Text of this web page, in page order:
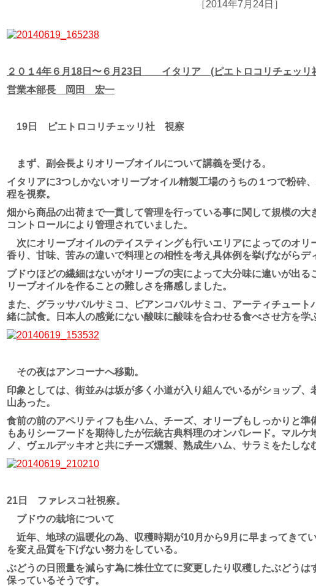
［2014年7月24日］
２０１4年６月18日〜６月23日 イタリア (ピエトロコリチェッリ
営業本部長 岡田 宏一
19日 ピエトロコリチェッリ社 視察
まず、副会長よりオリーブオイルについて講義を受ける。
イタリアに3つしかないオリーブオイル精製工場のうちの１つで粉砕
程を視察。
畑から商品の出荷まで一貫して管理を行っている事に関して規模の大
コントロールにより管理されていました。
次にオリーブオイルのテイスティングも行いエリアによってのオリ
香り、甘味、苦みの違いで料理との相性を考え具体例を挙げながらデ
ブドウほどの繊細はないがオリーブの実によって大分味に違いが出る
リーブオイルを作ることの難しさを痛感しました。
また、グラッサバルサミコ、ビアンコバルサミコ、アーティチュー
緒に試食。日本人の感覚にない酸味に酸味を合わせる食べさせ方を学
その夜はアンコーナへ移動。
印象としては、街並みは坂が多く小道が入り組んでいるがショップ
山あった。
食前の前のアペリティフも生ハム、チーズ、オリーブもしっかりと準
もありシーフードを期待したが伝統古典料理のオンパレード。マル
ノ、ヴェルデッキオと共にチーズ燻製、熟成生ハム、サラミをたしな
21日 ファレスコ社視察。
ブドウの栽培について
近年、地球の温暖化の為、収穫時期が10月から9月に早まってきて
を変え品質を下げない努力をしている。
ぶどうの日照量を減らす為に株仕立てに変更したり収穫したぶどうは
保っているそうです。